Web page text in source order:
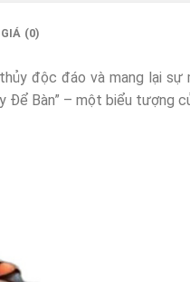
(0)
độc đáo và mang lại sự
Để Bàn” – một biểu tượng